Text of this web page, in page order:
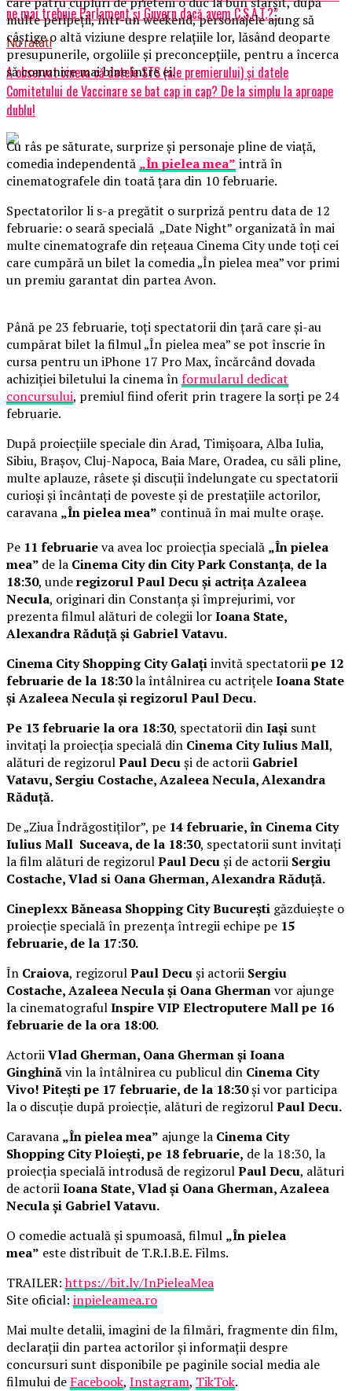
ne mai trebuie Parlament și Guvern dacă avem C.S.A.T.?”.
Nu ratati
A observat cineva că datele STS (ale premierului) și datele
Comitetului de Vaccinare se bat cap in cap? De la simplu la aproape
dublu!
multe peripeții, într-un weekend, personajele ajung să
câștige o altă viziune despre relațiile lor, lăsând deoparte
presupunerile, orgoliile și preconcepțiile, pentru a încerca
să comunice mai bine între ei.
Cu râs pe săturate, surprize și personaje pline de viață,
comedia independentă „În pielea mea” intră în
cinematografele din toată țara din 10 februarie.
Spectatorilor li s-a pregătit o surpriză pentru data de 12
februarie: o seară specială „Date Night” organizată în mai
multe cinematografe din rețeaua Cinema City unde toți cei
care cumpără un bilet la comedia „În pielea mea” vor primi
un premiu garantat din partea Avon.
Până pe 23 februarie, toți spectatorii din țară care și-au
cumpărat bilet la filmul „În pielea mea” se pot înscrie în
cursa pentru un iPhone 17 Pro Max, încărcând dovada
achiziției biletului la cinema înformularul dedicat
concursului, premiul fiind oferit prin tragere la sorți pe 24
februarie.
După proiecțiile speciale din Arad, Timișoara, Alba Iulia,
Sibiu, Brașov, Cluj-Napoca, Baia Mare, Oradea, cu săli pline,
multe aplauze, râsete și discuții îndelungate cu spectatorii
curioși și încântați de poveste și de prestațiile actorilor,
caravana „În pielea mea” continuă în mai multe orașe.
Pe 11 februarieva avea loc proiecția specială „În pielea
mea” de la Cinema City din City Park Constanța, de la
18:30, underegizorul Paul Decu și actrița Azaleea
Necula, originari din Constanța și împrejurimi, vor
prezenta filmul alături de colegii lorIoana State,
Alexandra Răduță și Gabriel Vatavu.
Cinema City Shopping City Galațiinvită spectatoriipe 12
februarie de la 18:30la întâlnirea cu actrițeleIoana State
și Azaleea Necula și regizorul Paul Decu.
Pe 13 februarie la ora 18:30, spectatorii dinIași sunt
invitați la proiecția specială din Cinema City Iulius Mall,
alături de regizorulPaul Decuși de actorii Gabriel
Vatavu, Sergiu Costache, Azaleea Necula, Alexandra
Răduță.
De „Ziua Îndrăgostiților”, pe 14 februarie, în Cinema City
Iulius Mall Suceava, de la 18:30, spectatorii sunt invitați
la film alături de regizorulPaul Decuși de actorii Sergiu
Costache, Vlad si Oana Gherman, Alexandra Răduță.
Cineplexx Băneasa Shopping City București găzduiește o
proiecție specială în prezența întregii echipe pe 15
februarie, de la 17:30.
În Craiova, regizorulPaul Decuși actorii Sergiu
Costache, Azaleea Necula și Oana Ghermanvor ajunge
la cinematografulInspire VIP Electroputere Mall pe 16
februarie de la ora 18:00.
ActoriiVlad Gherman, Oana Gherman și Ioana
Ginghinăvin la întâlnirea cu publicul din Cinema City
Vivo! Pitești pe 17 februarie, de la 18:30și vor participa
la o discuție după proiecție, alături de regizorulPaul Decu.
Caravana „În pielea mea” ajunge la Cinema City
Shopping City Ploiești, pe 18 februarie, de la 18:30, la
proiecția specială introdusă de regizorulPaul Decu, alături
de actoriiIoana State, Vlad și Oana Gherman, Azaleea
Necula și Gabriel Vatavu.
O comedie actuală și spumoasă, filmul „În pielea
mea” este distribuit de T.R.I.B.E. Films.
TRAILER:https://bit.ly/InPieleaMea
Site oficial: inpieleamea.ro
Mai multe detalii, imagini de la filmări, fragmente din film,
declarații din partea actorilor și informații despre
concursuri sunt disponibile pe paginile social media ale
filmului de Facebook, Instagram, TikTok.